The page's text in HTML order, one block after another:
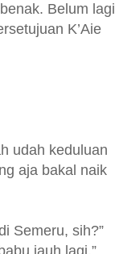
Belum lagi
K’Aie
udah keduluan
aja bakal naik
Semeru, sih?”
jauh lagi.”